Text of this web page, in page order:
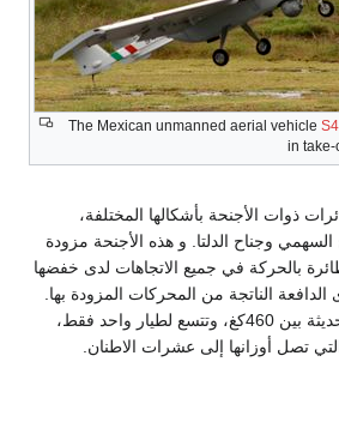
The Mexican unmanned aerial vehicle
in take-
ذوات الأجنحة بأشكالها المختلفة،
السهمي وجناح الدلتا. و هذه الأجنحة مزودة
بالحركة في جميع الاتجاهات لدى خفضها
الناتجة من المحركات المزودة بها.
تراوح أوزان الطائرات الحديثة بين 460كغ، وتتسع لطيار واحد فقط،
تصل أوزانها إلى عشرات الاطنان.